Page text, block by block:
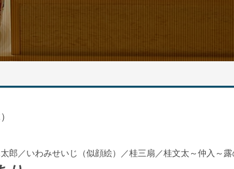
郎／いわみせいじ（似顔絵）／桂三扇／桂文太～仲入～